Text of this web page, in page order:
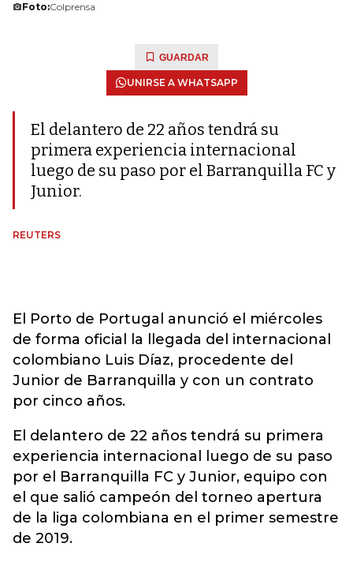
Foto:Colprensa
GUARDAR
UNIRSE A WHATSAPP
El delantero de 22 años tendrá su
primera experiencia internacional
luego de su paso por el Barranquilla FC y
Junior.
REUTERS
El Porto de Portugal anunció el miércoles
de forma oficial la llegada del internacional
colombiano Luis Díaz, procedente del
Junior de Barranquilla y con un contrato
por cinco años.
El delantero de 22 años tendrá su primera
experiencia internacional luego de su paso
por el Barranquilla FC y Junior, equipo con
el que salió campeón del torneo apertura
de la liga colombiana en el primer semestre
de 2019.